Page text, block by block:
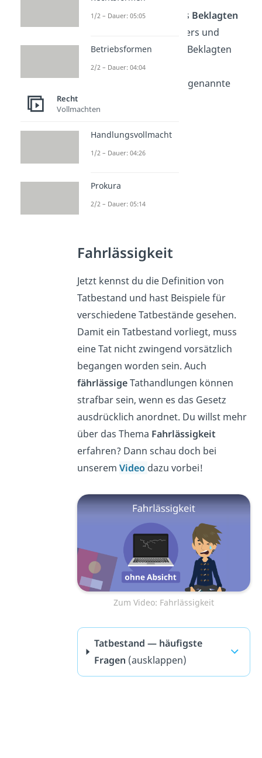
streitiger Vortrag des Beklagten
Erwiderung des Klägers und
Gegenerklärung des Beklagten
(Replikund
(sogenannte
Fahrlässigkeit
Jetzt kennst du die Definition von
Tatbestand und hast Beispiele für
verschiedene Tatbestände gesehen.
Damit ein Tatbestand vorliegt, muss
eine Tat nicht zwingend vorsätzlich
begangen worden sein. Auch
fährlässigeTathandlungen können
strafbar sein, wenn es das Gesetz
ausdrücklich anordnet. Du willst mehr
über das Thema Fahrlässigkeit
erfahren? Dann schau doch bei
unseremVideo dazu vorbei!
Zum Video: Fahrlässigkeit
Tatbestand — häufigste
Fragen (ausklappen)
1/2 – Dauer: 05:05
Betriebsformen
2/2 – Dauer: 04:04
Recht
Vollmachten
Handlungsvollmacht
1/2 – Dauer: 04:26
Prokura
2/2 – Dauer: 05:14